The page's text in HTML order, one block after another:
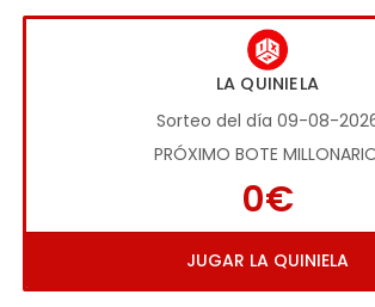
LA QUINIELA
Sorteo del día 09-08-
PRÓXIMO BOTE
0€
JUGAR LA QUINIELA